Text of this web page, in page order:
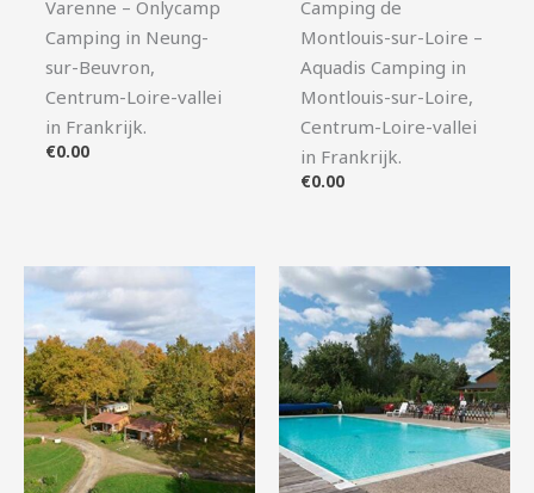
Varenne – Onlycamp
Camping in Neung-
sur-Beuvron,
Centrum-Loire-vallei
in Frankrijk.
€0.00
Camping de
Montlouis-sur-Loire –
Aquadis Camping in
Montlouis-sur-Loire,
Centrum-Loire-vallei
in Frankrijk.
€0.00